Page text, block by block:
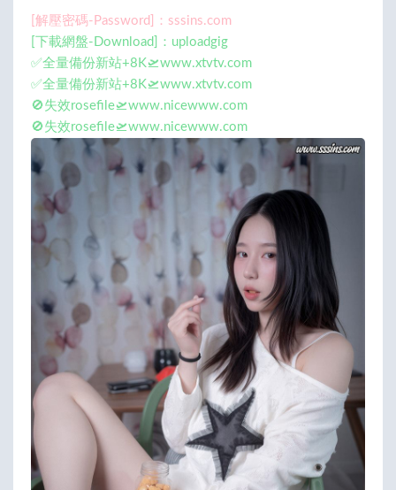
[解壓密碼-Password]：sssins.com
[下載網盤-Download]：uploadgig
✅全量備份新站+8K🛫www.xtvtv.com
✅全量備份新站+8K🛫www.xtvtv.com
🚫失效rosefile🛫www.nicewww.com
🚫失效rosefile🛫www.nicewww.com